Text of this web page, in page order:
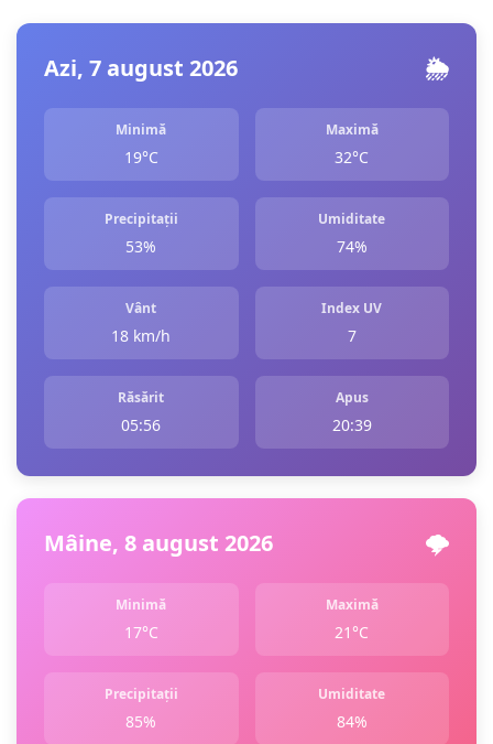
Azi, 7 august 2026 🌦️
Minimă
19°C
Maximă
32°C
Precipitații
53%
Umiditate
74%
Vânt
18 km/h
Index UV
7
Răsărit
05:56
Apus
20:39
Mâine, 8 august 2026 🌩️
Minimă
17°C
Maximă
21°C
Precipitații
85%
Umiditate
84%